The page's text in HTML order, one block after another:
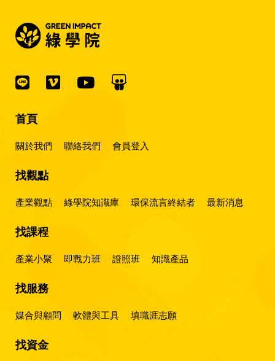
首頁
關於我們 聯絡我們 會員登入
找觀點
產業觀點 綠學院知識庫 環保流言終結者 最新消息
找課程
產業小聚 即戰力班 證照班 知識產品
找服務
媒合與顧問 軟體與工具 填職涯志願
找資金